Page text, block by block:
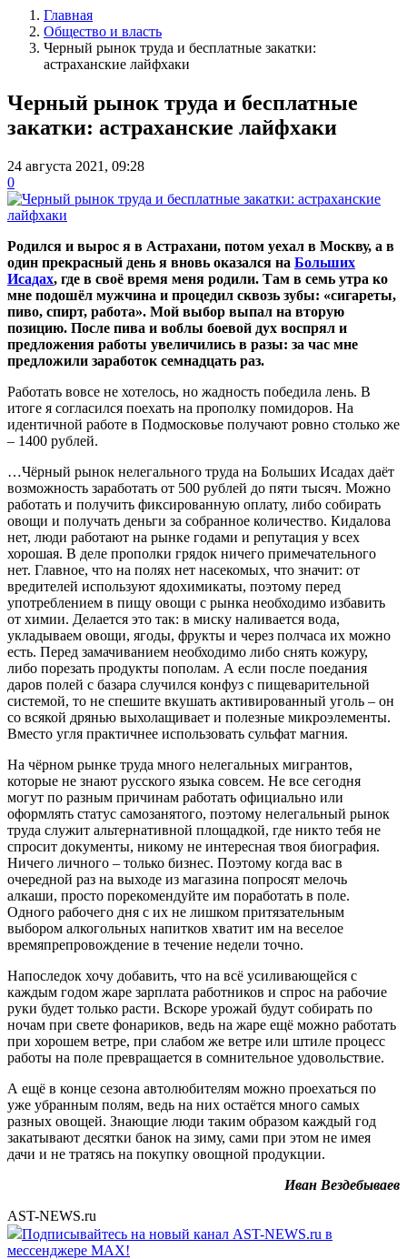
Главная
Общество и власть
Черный рынок труда и бесплатные закатки:
астраханские лайфхаки
Черный рынок труда и бесплатные
закатки: астраханские лайфхаки
24 августа 2021, 09:28
0
Родился и вырос я в Астрахани, потом уехал в Москву, а в
один прекрасный день я вновь оказался на Больших
Исадах, где в своё время меня родили. Там в семь утра ко
мне подошёл мужчина и процедил сквозь зубы: «сигареты,
пиво, спирт, работа». Мой выбор выпал на вторую
позицию. После пива и воблы боевой дух воспрял и
предложения работы увеличились в разы: за час мне
предложили заработок семнадцать раз.
Работать вовсе не хотелось, но жадность победила лень. В
итоге я согласился поехать на прополку помидоров. На
идентичной работе в Подмосковье получают ровно столько же
– 1400 рублей.
…Чёрный рынок нелегального труда на Больших Исадах даёт
возможность заработать от 500 рублей до пяти тысяч. Можно
работать и получить фиксированную оплату, либо собирать
овощи и получать деньги за собранное количество. Кидалова
нет, люди работают на рынке годами и репутация у всех
хорошая. В деле прополки грядок ничего примечательного
нет. Главное, что на полях нет насекомых, что значит: от
вредителей используют ядохимикаты, поэтому перед
употреблением в пищу овощи с рынка необходимо избавить
от химии. Делается это так: в миску наливается вода,
укладываем овощи, ягоды, фрукты и через полчаса их можно
есть. Перед замачиванием необходимо либо снять кожуру,
либо порезать продукты пополам. А если после поедания
даров полей с базара случился конфуз с пищеварительной
системой, то не спешите вкушать активированный уголь – он
со всякой дрянью выхолащивает и полезные микроэлементы.
Вместо угля практичнее использовать сульфат магния.
На чёрном рынке труда много нелегальных мигрантов,
которые не знают русского языка совсем. Не все сегодня
могут по разным причинам работать официально или
оформлять статус самозанятого, поэтому нелегальный рынок
труда служит альтернативной площадкой, где никто тебя не
спросит документы, никому не интересная твоя биография.
Ничего личного – только бизнес. Поэтому когда вас в
очередной раз на выходе из магазина попросят мелочь
алкаши, просто порекомендуйте им поработать в поле.
Одного рабочего дня с их не лишком притязательным
выбором алкогольных напитков хватит им на веселое
времяпрепровождение в течение недели точно.
Напоследок хочу добавить, что на всё усиливающейся с
каждым годом жаре зарплата работников и спрос на рабочие
руки будет только расти. Вскоре урожай будут собирать по
ночам при свете фонариков, ведь на жаре ещё можно работать
при хорошем ветре, при слабом же ветре или штиле процесс
работы на поле превращается в сомнительное удовольствие.
А ещё в конце сезона автолюбителям можно проехаться по
уже убранным полям, ведь на них остаётся много самых
разных овощей. Знающие люди таким образом каждый год
закатывают десятки банок на зиму, сами при этом не имея
дачи и не тратясь на покупку овощной продукции.
Иван Вездебываев
AST-NEWS.ru
Подписывайтесь на новый канал AST-NEWS.ru в
мессенджере MAX!